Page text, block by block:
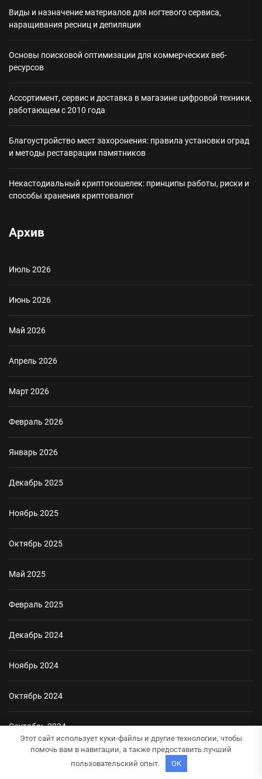
Виды и назначение материалов для ногтевого сервиса,
наращивания ресниц и депиляции
Основы поисковой оптимизации для коммерческих веб-
ресурсов
Ассортимент, сервис и доставка в магазине цифровой техники,
работающем с 2010 года
Благоустройство мест захоронения: правила установки оград
и методы реставрации памятников
Некастодиальный криптокошелек: принципы работы, риски и
способы хранения криптовалют
Архив
Июль 2026
Июнь 2026
Май 2026
Апрель 2026
Март 2026
Февраль 2026
Январь 2026
Декабрь 2025
Ноябрь 2025
Октябрь 2025
Май 2025
Февраль 2025
Декабрь 2024
Ноябрь 2024
Октябрь 2024
Сентябрь 2024
Этот сайт использует куки-файлы и другие технологии, чтобы
помочь вам в навигации, а также предоставить лучший
пользовательский опыт.
OK